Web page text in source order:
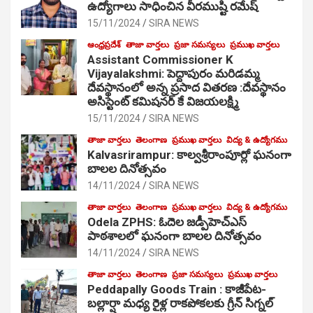
ఉద్యోగాలు సాధించిన వీరముష్టి రమేష్
15/11/2024 SIRA NEWS
ఆంధ్రప్రదేశ్ తాజా వార్తలు ప్రజా సమస్యలు ప్రముఖ వార్తలు
Assistant Commissioner K
Vijayalakshmi: పెద్దాపురం మరిడమ్మ
దేవస్థానంలో అన్న ప్రసాద వితరణ :దేవస్థానం
అసిస్టెంట్ కమిషనర్ కే విజయలక్ష్మి
15/11/2024 SIRA NEWS
తాజా వార్తలు తెలంగాణ ప్రముఖ వార్తలు విద్య & ఉద్యోగము
Kalvasrirampur: కాల్వశ్రీరాంపూర్లో ఘనంగా
బాలల దినోత్సవం
14/11/2024 SIRA NEWS
తాజా వార్తలు తెలంగాణ ప్రముఖ వార్తలు విద్య & ఉద్యోగము
Odela ZPHS: ఓదెల జ‌డ్పీహెచ్ఎస్
పాఠ‌శాల‌లో ఘనంగా బాలల దినోత్సవం
14/11/2024 SIRA NEWS
తాజా వార్తలు తెలంగాణ ప్రజా సమస్యలు ప్రముఖ వార్తలు
Peddapally Goods Train : కాజీపేట-
బల్లార్షా మధ్య రైళ్ల రాకపోకలకు గ్రీన్ సిగ్నల్